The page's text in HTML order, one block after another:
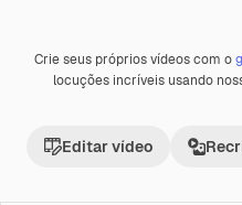
Crie seus próprios vídeos com o
locuções incríveis usando
Editar vídeo